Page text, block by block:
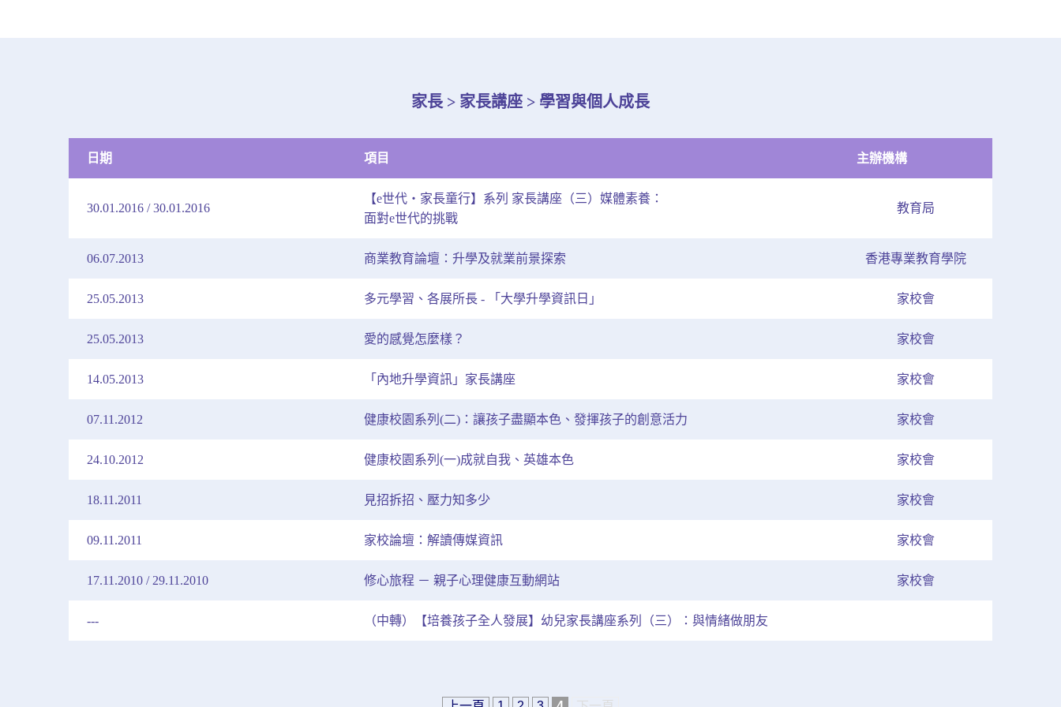
家長 > 家長講座 > 學習與個人成長
日期 項目 主辦機構
30.01.2016 / 30.01.2016
【e世代‧家長童行】系列 家長講座（三）媒體素養：
面對e世代的挑戰
教育局
06.07.2013 商業教育論壇：升學及就業前景探索 香港專業教育學院
25.05.2013 多元學習、各展所長 - 「大學升學資訊日」 家校會
25.05.2013 愛的感覺怎麼樣？ 家校會
14.05.2013 「內地升學資訊」家長講座 家校會
07.11.2012 健康校園系列(二)：讓孩子盡顯本色、發揮孩子的創意活力 家校會
24.10.2012 健康校園系列(一)成就自我、英雄本色 家校會
18.11.2011 見招拆招、壓力知多少 家校會
09.11.2011 家校論壇：解讀傳媒資訊 家校會
17.11.2010 / 29.11.2010 修心旅程 － 親子心理健康互動網站 家校會
--- （中轉）【培養孩子全人發展】幼兒家長講座系列（三）：與情緒做朋友